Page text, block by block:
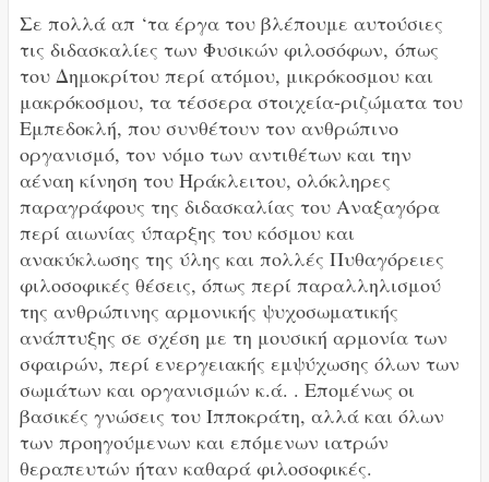
Σε πολλά απ ‘τα έργα του βλέπουμε αυτούσιες
τις διδασκαλίες των Φυσικών φιλοσόφων, όπως
του Δημοκρίτου περί ατόμου, μικρόκοσμου και
μακρόκοσμου, τα τέσσερα στοιχεία-ριζώματα του
Εμπεδοκλή, που συνθέτουν τον ανθρώπινο
οργανισμό, τον νόμο των αντιθέτων και την
αέναη κίνηση του Ηράκλειτου, ολόκληρες
παραγράφους της διδασκαλίας του Αναξαγόρα
περί αιωνίας ύπαρξης του κόσμου και
ανακύκλωσης της ύλης και πολλές Πυθαγόρειες
φιλοσοφικές θέσεις, όπως περί παραλληλισμού
της ανθρώπινης αρμονικής ψυχοσωματικής
ανάπτυξης σε σχέση με τη μουσική αρμονία των
σφαιρών, περί ενεργειακής εμψύχωσης όλων των
σωμάτων και οργανισμών κ.ά. . Επομένως οι
βασικές γνώσεις του Ιπποκράτη, αλλά και όλων
των προηγούμενων και επόμενων ιατρών
θεραπευτών ήταν καθαρά φιλοσοφικές.